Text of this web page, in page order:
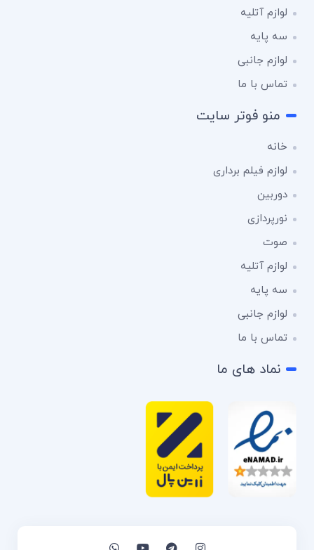
لوازم آتلیه
سه پایه
لوازم جانبی
تماس با ما
منو فوتر سایت
خانه
لوازم فیلم برداری
دوربین
نورپردازی
صوت
لوازم آتلیه
سه پایه
لوازم جانبی
تماس با ما
نماد های ما